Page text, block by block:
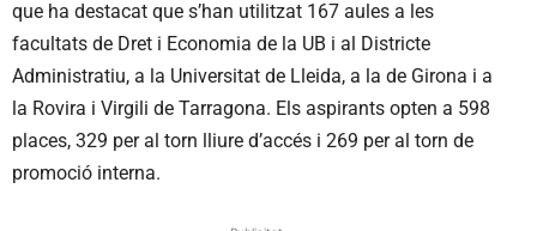
que ha destacat que s’han utilitzat 167 aules a les
facultats de Dret i Economia de la UB i al Districte
Administratiu, a la Universitat de Lleida, a la de Girona i a
la Rovira i Virgili de Tarragona. Els aspirants opten a 598
places, 329 per al torn lliure d’accés i 269 per al torn de
promoció interna.